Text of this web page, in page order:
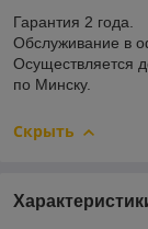
Гарантия 2 года.
Обслуживание в
Осуществляется
по Минску.
Скрыть